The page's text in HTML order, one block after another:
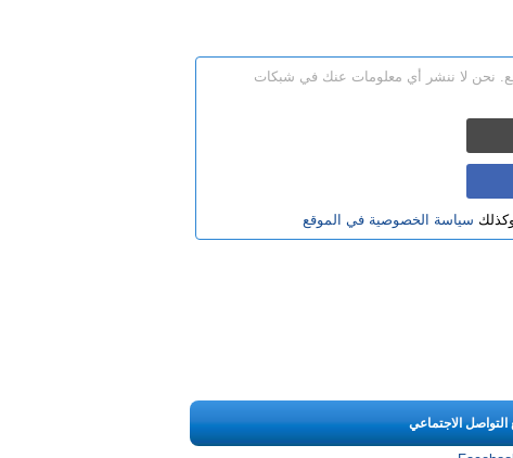
نحن لا ننشر أي معلومات عنك في شبكات
سياسة الخصوصية في الموقع
التواصل الاجتماعي